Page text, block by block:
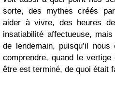
sorte, des mythes créés
aider à vivre, des heures
insatiabilité affectueuse,
de lendemain, puisqu’il
comprendre, quand le
être est terminé, de quoi était